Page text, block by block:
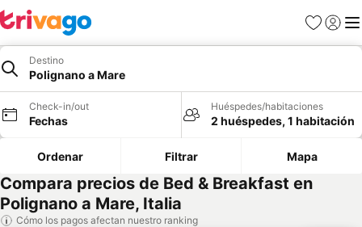
Favoritos
Iniciar
Destino
Polignano a Mare
Check-in/out
Fechas
Huéspedes/habitaciones
2 huéspedes, 1 habitación
Ordenar Filtrar Mapa
Compara precios de Bed & Breakfast en
Polignano a Mare, Italia
Cómo los pagos afectan nuestro ranking